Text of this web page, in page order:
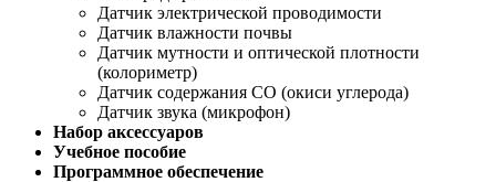
Датчик электрической проводимости
Датчик влажности почвы
Датчик мутности и оптической плотности
(колориметр)
Датчик содержания СО (окиси углерода)
Датчик звука (микрофон)
Набор аксессуаров
Учебное пособие
Программное обеспечение